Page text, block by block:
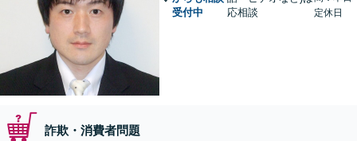
受付中
応相談
定休日
詐欺・消費者問題